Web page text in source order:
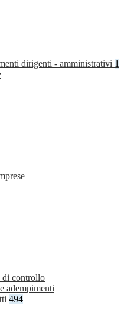
dirigenti - amministrativi 1
di controllo
adempimenti
494